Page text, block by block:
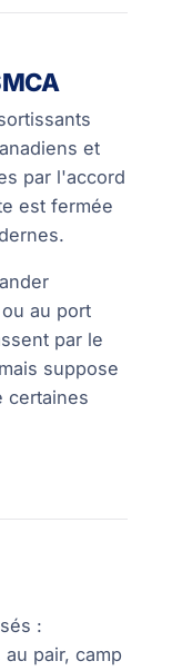
et
par l'accord
est fermée
au port
par le
suppose
certaines
:
pair, camp